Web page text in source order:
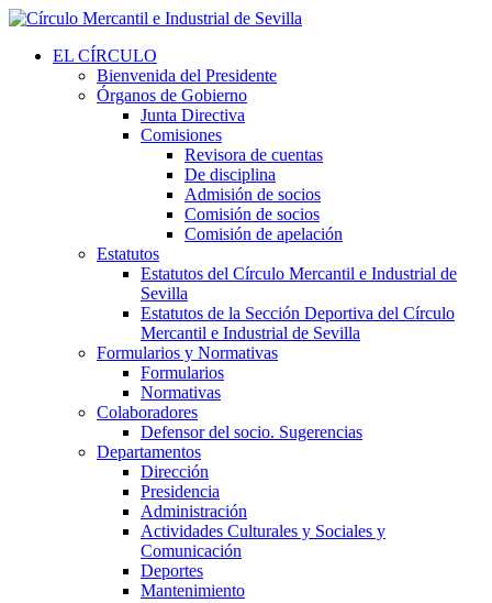
EL CÍRCULO
Bienvenida del Presidente
Órganos de Gobierno
Junta Directiva
Comisiones
Revisora de cuentas
De disciplina
Admisión de socios
Comisión de socios
Comisión de apelación
Estatutos
Estatutos del Círculo Mercantil e Industrial de
Sevilla
Estatutos de la Sección Deportiva del Círculo
Mercantil e Industrial de Sevilla
Formularios y Normativas
Formularios
Normativas
Colaboradores
Defensor del socio. Sugerencias
Departamentos
Dirección
Presidencia
Administración
Actividades Culturales y Sociales y
Comunicación
Deportes
Mantenimiento